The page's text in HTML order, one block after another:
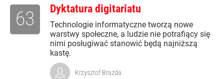
Dyktatura digitariatu
Technologie informatyczne tworzą nowe
warstwy społeczne, a ludzie nie potrafiący się
nimi posługiwać stanowić będą najniższą
kastę.
63
Krzysztof Brazda